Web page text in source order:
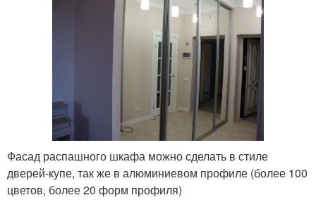
Фасад распашного шкафа можно сделать в стиле
дверей-купе, так же в алюминиевом профиле (более 100
цветов, более 20 форм профиля)